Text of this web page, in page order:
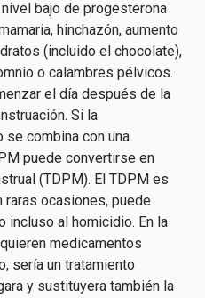
bajo de progesterona
hinchazón, aumento
(incluido el chocolate),
o calambres pélvicos.
el día después de la
Si la
se combina con una
puede convertirse en
(TDPM). El TDPM es
raras ocasiones, puede
incluso al homicidio. En la
medicamentos
sería un tratamiento
y sustituyera también la